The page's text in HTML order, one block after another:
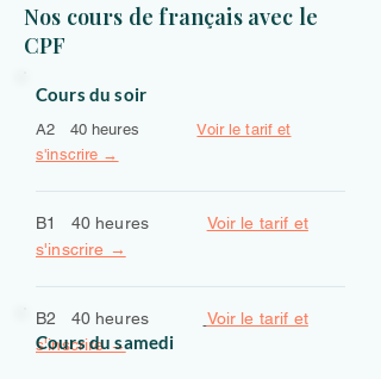
Nos cours de français avec le
CPF
Cours du soir
A2 40 heuresVoir le tarif et
s'inscrire →
B1 40 heures Voir le tarif et
s'inscrire →
B2 40 heures
Voir le tarif et
s'inscrire →
Cours du samedi